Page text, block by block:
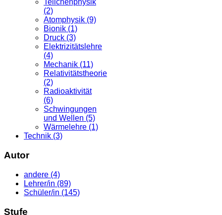
Teilchenphysik
(2)
Atomphysik (9)
Bionik (1)
Druck (3)
Elektrizitätslehre
(4)
Mechanik (11)
Relativitätstheorie
(2)
Radioaktivität
(6)
Schwingungen
und Wellen (5)
Wärmelehre (1)
Technik (3)
Autor
andere (4)
Lehrer/in (89)
Schüler/in (145)
Stufe